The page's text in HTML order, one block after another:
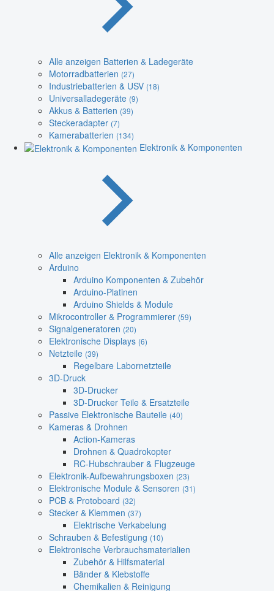
Alle anzeigen Batterien & Ladegeräte
Motorradbatterien (27)
Industriebatterien & USV (18)
Universalladegeräte (9)
Akkus & Batterien (39)
Steckeradapter (7)
Kamerabatterien (134)
Elektronik & Komponenten
Alle anzeigen Elektronik & Komponenten
Arduino
Arduino Komponenten & Zubehör
Arduino-Platinen
Arduino Shields & Module
Mikrocontroller & Programmierer (59)
Signalgeneratoren (20)
Elektronische Displays (6)
Netzteile (39)
Regelbare Labornetzteile
3D-Druck
3D-Drucker
3D-Drucker Teile & Ersatzteile
Passive Elektronische Bauteile (40)
Kameras & Drohnen
Action-Kameras
Drohnen & Quadrokopter
RC-Hubschrauber & Flugzeuge
Elektronik-Aufbewahrungsboxen (23)
Elektronische Module & Sensoren (31)
PCB & Protoboard (32)
Stecker & Klemmen (37)
Elektrische Verkabelung
Schrauben & Befestigung (10)
Elektronische Verbrauchsmaterialien
Zubehör & Hilfsmaterial
Bänder & Klebstoffe
Chemikalien & Reinigung